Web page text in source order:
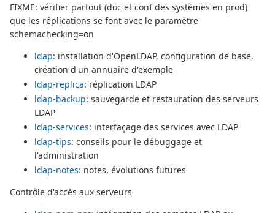
FIXME: vérifier partout (doc et conf des systèmes en prod)
que les réplications se font avec le paramètre
schemachecking=on
ldap: installation d'OpenLDAP, configuration de base,
création d'un annuaire d'exemple
ldap-replica: réplication LDAP
ldap-backup: sauvegarde et restauration des serveurs
LDAP
ldap-services: interfaçage des services avec LDAP
ldap-tips: conseils pour le débuggage et
l'administration
ldap-notes: notes, évolutions futures
Contrôle d'accès aux serveurs